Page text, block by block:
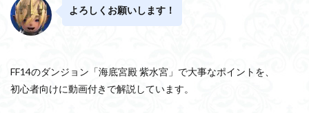
よろしくお願いします！
FF14のダンジョン「海底宮殿 紫水宮」で大事なポイントを、
初心者向けに動画付きで解説しています。